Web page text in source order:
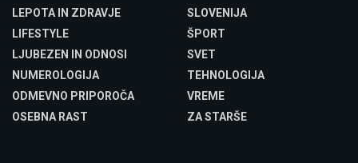
LEPOTA IN ZDRAVJE
LIFESTYLE
LJUBEZEN IN ODNOSI
NUMEROLOGIJA
ODMEVNO PRIPOROČA
OSEBNA RAST
SLOVENIJA
ŠPORT
SVET
TEHNOLOGIJA
VREME
ZA STARŠE